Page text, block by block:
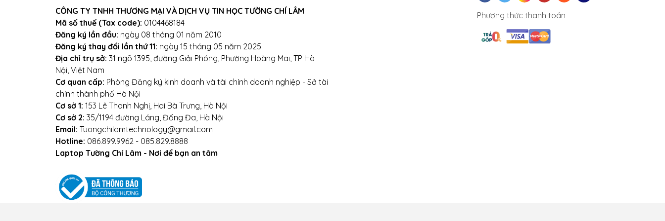
Địa chỉ: Số 153 Lê Thanh Nghị- Phường Đồng Tâm- Quận Hai Bà Trưng- Hà Nội.
Website:tuongchilam.com
CÔNG TY TNHH THƯƠNG MẠI VÀ DỊCH VỤ TIN HỌC TƯỜNG CHÍ LÂM
Mã số thuế (Tax code): 0104468184
Đăng ký lần đầu: ngày 08 tháng 01 năm 2010
Đăng ký thay đổi lần thứ 11: ngày 15 tháng 05 năm 2025
Địa chỉ trụ sở: 31 ngõ 1395, đường Giải Phóng, Phường Hoàng Mai, TP Hà
Nội, Việt Nam
Cơ quan cấp: Phòng Đăng ký kinh doanh và tài chính doanh nghiệp - Sở tài
chính thành phố Hà Nội
Cơ sở 1: 153 Lê Thanh Nghị, Hai Bà Trưng, Hà Nội
Cơ sở 2: 35/1194 đường Láng, Đống Đa, Hà Nội
Email: Tuongchilamtechnology@gmail.com
Hotline: 086.899.9962 - 085.829.8888
Laptop Tường Chí Lâm - Nơi để bạn an tâm
Phương thức thanh toán